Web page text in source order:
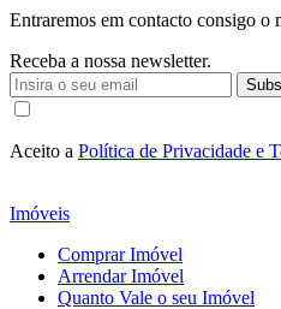
Entraremos em contacto consigo o
Receba a nossa newsletter.
Aceito a Política de Privacidade e
Imóveis
Comprar Imóvel
Arrendar Imóvel
Quanto Vale o seu Imóvel